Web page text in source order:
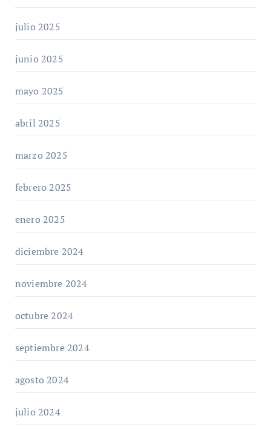
julio 2025
junio 2025
mayo 2025
abril 2025
marzo 2025
febrero 2025
enero 2025
diciembre 2024
noviembre 2024
octubre 2024
septiembre 2024
agosto 2024
julio 2024